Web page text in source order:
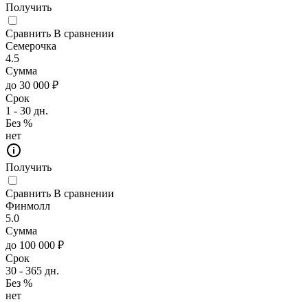
Получить
Сравнить В сравнении
Семерочка
4.5
Сумма
до 30 000 ₽
Срок
1 - 30 дн.
Без %
нет
Получить
Сравнить В сравнении
Финмолл
5.0
Сумма
до 100 000 ₽
Срок
30 - 365 дн.
Без %
нет